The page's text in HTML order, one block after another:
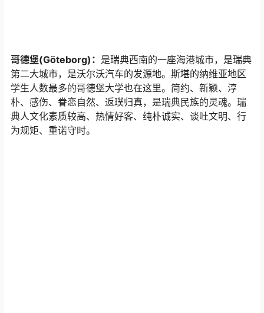
哥德堡(Göteborg)：是瑞典西南的一座海港城市，是瑞典
第二大城市，是沃尔沃汽车的发源地。斯堪的纳维亚地区
学生人数最多的哥德堡大学也在这里。简约、新颖、淳
朴、感伤、眷恋自然、返璞归真，是瑞典民族的灵魂。瑞
典人文化素质较高、热情好客、纯朴诚实、谈吐文明、行
为规矩、重诺守时。